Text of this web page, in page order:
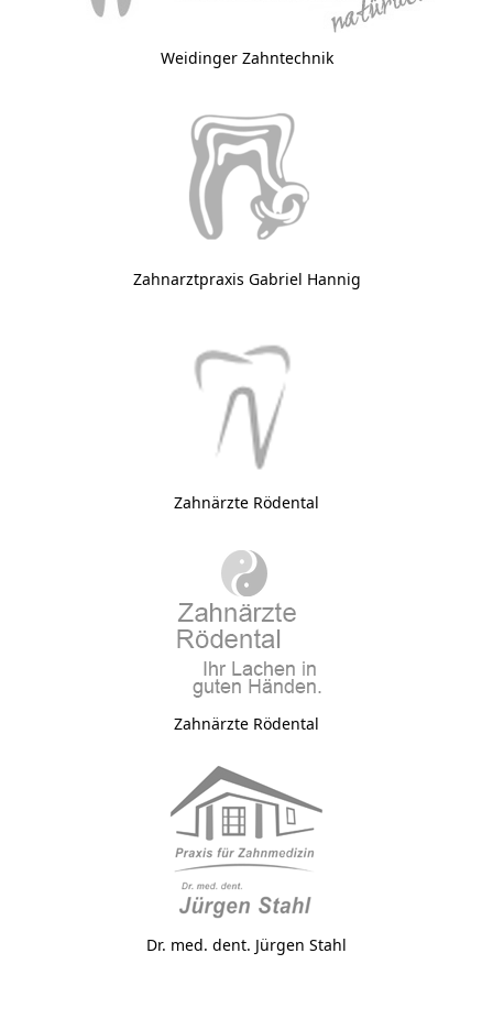
Weidinger Zahntechnik
Zahnarztpraxis Gabriel Hannig
Zahnärzte Rödental
Zahnärzte Rödental
Dr. med. dent. Jürgen Stahl